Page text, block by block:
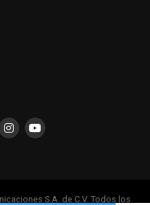
S.A. de C.V. Todos los